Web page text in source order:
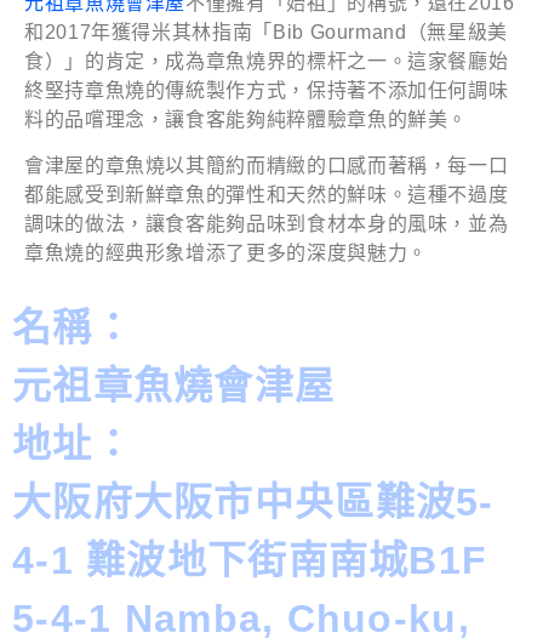
和2017年獲得米其林指南「Bib Gourmand（無星級美
食）」的肯定，成為章魚燒界的標杆之一。這家餐廳始
終堅持章魚燒的傳統製作方式，保持著不添加任何調味
料的品嚐理念，讓食客能夠純粹體驗章魚的鮮美。
會津屋的章魚燒以其簡約而精緻的口感而著稱，每一口
都能感受到新鮮章魚的彈性和天然的鮮味。這種不過度
調味的做法，讓食客能夠品味到食材本身的風味，並為
章魚燒的經典形象增添了更多的深度與魅力。
名稱：
元祖章魚燒會津屋
地址：
大阪府大阪市中央區難波5-
4-1 難波地下街南南城B1F
5-4-1 Namba, Chuo-ku,